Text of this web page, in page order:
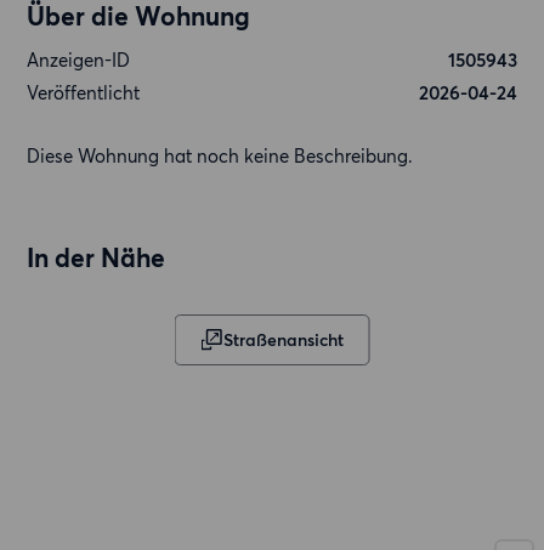
Über die Wohnung
Anzeigen-ID
1505943
Veröffentlicht
2026-04-24
Diese Wohnung hat noch keine Beschreibung.
In der Nähe
Straßenansicht